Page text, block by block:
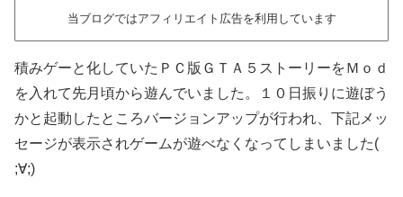
当ブログではアフィリエイト広告を利用しています
積みゲーと化していたＰＣ版ＧＴＡ５ストーリーをＭｏｄ
を入れて先月頃から遊んでいました。１０日振りに遊ぼう
かと起動したところバージョンアップが行われ、下記メッ
セージが表示されゲームが遊べなくなってしまいました(
;∀;)